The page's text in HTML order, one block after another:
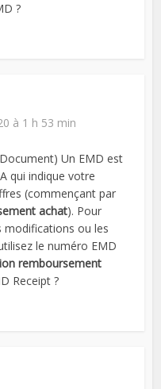
?
à 1 h 53 min
Un EMD est
qui indique votre
(commençant par
achat). Pour
ou les
le numéro EMD
remboursement
Receipt ?